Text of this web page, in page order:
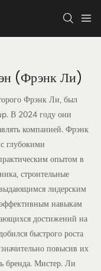
(Фрэнк Ли)
Фрэнк Ли, был
В 2024 году они
компанией. Фрэнк
глубокими
опытом в
строительные
лидерским
навыкам
достижений на
быстрого роста
повысив их
бренда. Мистер. Ли